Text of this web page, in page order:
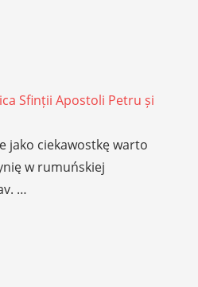
Sfinții Apostoli Petru și
jako ciekawostkę warto
w rumuńskiej
…